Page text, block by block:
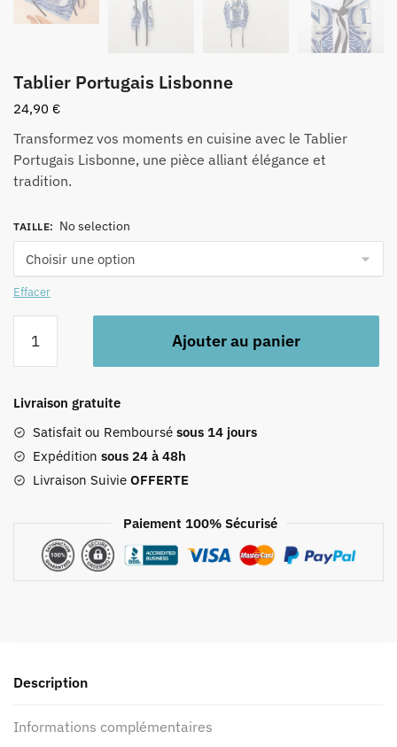
Tablier Portugais Lisbonne
24,90 €
Transformez vos moments en cuisine avec le Tablier
Portugais Lisbonne, une pièce alliant élégance et
tradition.
TAILLE: No selection
Effacer
Tablier
Lisbonne
Ajouter au panier
Livraison gratuite
Satisfait ou Remboursé sous 14 jours
Expédition sous 24 à 48h
Livraison Suivie OFFERTE
Paiement 100% Sécurisé
Description
Informations complémentaires